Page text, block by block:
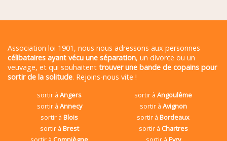
Association loi 1901, nous nous adressons aux personnes
célibataires ayant vécu une séparation, un divorce ou un
veuvage, et qui souhaitent trouver une bande de copains pour
sortir de la solitude. Rejoins-nous vite !
sortir àAngers sortir àAngoulême
sortir à Annecy sortir à Avignon
sortir àBlois sortir àBordeaux
sortir à Brest sortir à Chartres